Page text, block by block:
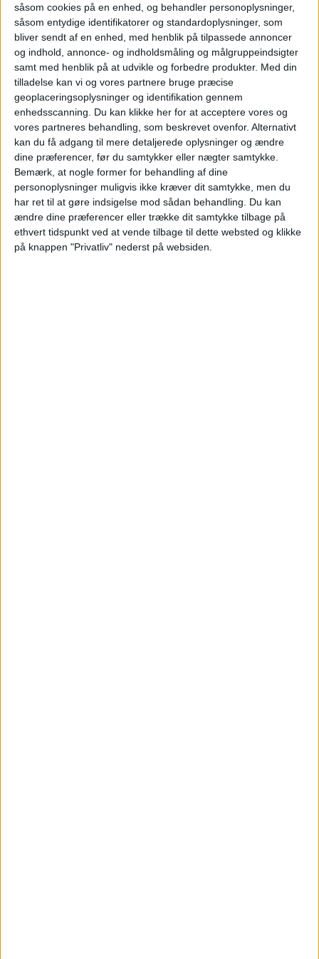
såsom cookies på en enhed, og behandler personoplysninger,
såsom entydige identifikatorer og standardoplysninger, som
bliver sendt af en enhed, med henblik på tilpassede annoncer
og indhold, annonce- og indholdsmåling og målgruppeindsigter
samt med henblik på at udvikle og forbedre produkter. Med din
tilladelse kan vi og vores partnere bruge præcise
geoplaceringsoplysninger og identifikation gennem
enhedsscanning. Du kan klikke her for at acceptere vores og
vores partneres behandling, som beskrevet ovenfor. Alternativt
kan du få adgang til mere detaljerede oplysninger og ændre
dine præferencer, før du samtykker eller nægter samtykke.
Bemærk, at nogle former for behandling af dine
personoplysninger muligvis ikke kræver dit samtykke, men du
har ret til at gøre indsigelse mod sådan behandling.
Du kan
ændre dine præferencer eller trække dit samtykke tilbage på
ethvert tidspunkt ved at vende tilbage til dette websted og klikke
på knappen "Privatliv" nederst på websiden.